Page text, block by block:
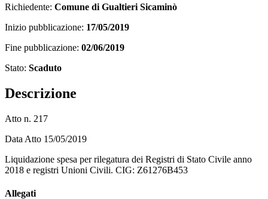
Richiedente: Comune di Gualtieri Sicaminò
Inizio pubblicazione: 17/05/2019
Fine pubblicazione: 02/06/2019
Stato: Scaduto
Descrizione
Atto n. 217
Data Atto 15/05/2019
Liquidazione spesa per rilegatura dei Registri di Stato Civile anno
2018 e registri Unioni Civili. CIG: Z61276B453
Allegati